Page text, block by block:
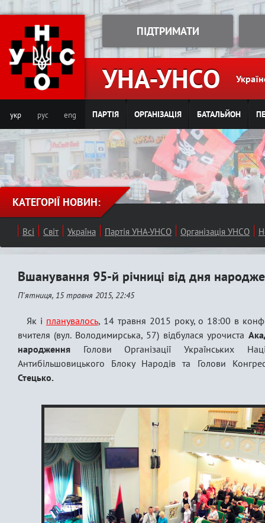
Jump to navigation
УНА-УНСО
ПІДТРИМАТИ
укр рус eng ПАРТІЯ ОРГАНІЗАЦІЯ БАТАЛЬЙОН
КАТЕГОРІЇ НОВИН:
Всі Світ Україна Партія УНА-УНСО Організація УНСО
Вшанування 95-й річниці від дня
П'ятниця, 15 травня 2015, 22:45
Як і планувалось, 14 травня 2015 року, о 18:00 в
вчителя (вул. Володимирська, 57) відбулася урочиста
народження Голови Організації Українських
Антибільшовицького Блоку Народів та Голови
Стецько.